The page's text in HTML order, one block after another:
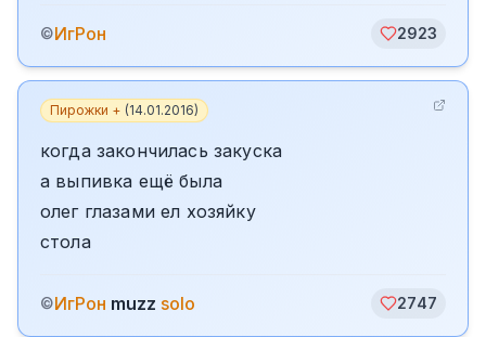
©ИгРон 2923
Пирожки + (14.01.2016)
когда закончилась закуска
а выпивка ещё была
олег глазами ел хозяйку
стола
©ИгРон muzz solo 2747